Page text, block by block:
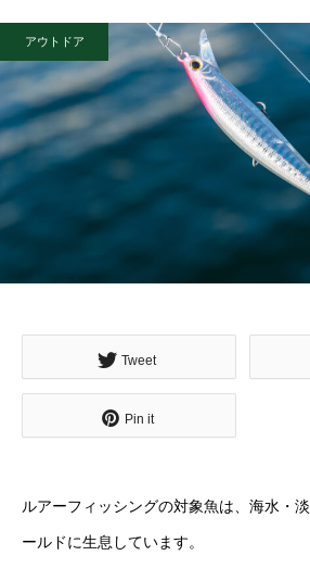
アウトドア
Tweet
Pin it
ルアーフィッシングの対象魚は、海水・
ールドに生息しています。